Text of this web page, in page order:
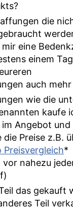
die
eine
einem
auch mehr
wie die
kaufe
Angebot und
die Preise z.B.
Preisvergleich*
vor nahezu
das gekauft
Teil